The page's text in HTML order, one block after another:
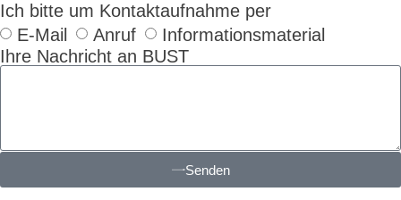
Ich bitte um Kontaktaufnahme per
E-Mail
Anruf
Informationsmaterial
Ihre Nachricht an BUST
Senden